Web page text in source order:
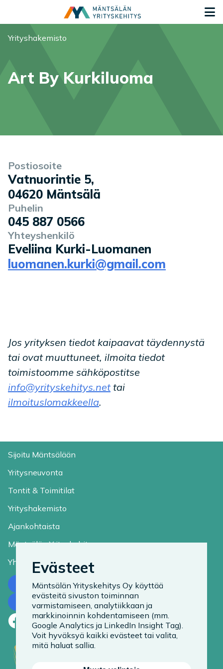
Olet tässä:
Yrityshakemisto
Art By Kurkiluoma
Yrityksen tiedot
Postiosoite
Vatnuorintie 5,
04620 Mäntsälä
Puhelin
045 887 0566
Yhteyshenkilö
Eveliina Kurki-Luomanen
luomanen.kurki@gmail.com
Jos yrityksen tiedot kaipaavat täydennystä
tai ovat muuttuneet, ilmoita tiedot
toimistoomme sähköpostitse
info@yrityskehitys.nettai
ilmoituslomakkeella.
Sijoitu Mäntsälään
Yritysneuvonta
Tontit & Toimitilat
Yrityshakemisto
Ajankohtaista
Mäntsälän Yrityskehitys
Yhteystiedot
Ota yhteyttä
Tilaa uutiskirje
Facebook
LinkedIn
Instagram
Evästeet
Mäntsälän Yrityskehitys Oy käyttää
evästeitä sivuston toiminnan
varmistamiseen, analytiikkaan ja
markkinoinnin kohdentamiseen (mm.
Google Analytics ja LinkedIn Insight Tag).
Voit hyväksyä kaikki evästeet tai valita,
mitä haluat sallia.